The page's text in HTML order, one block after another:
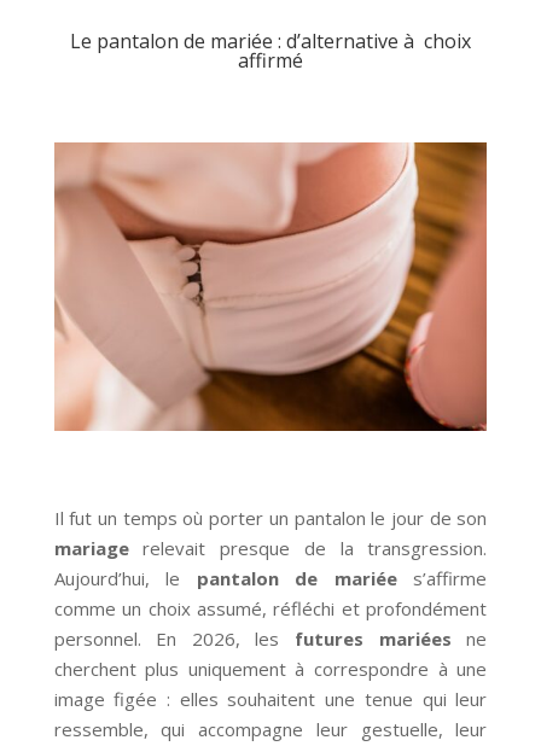
Le pantalon de mariée : d’alternative à choix
affirmé
Il fut un temps où porter un pantalon le jour de son
mariagerelevait presque de la transgression.
Aujourd’hui, le pantalon de mariées’affirme
comme un choix assumé, réfléchi et profondément
personnel. En 2026, les futures mariées ne
cherchent plus uniquement à correspondre à une
image figée : elles souhaitent une tenue qui leur
ressemble, qui accompagne leur gestuelle, leur